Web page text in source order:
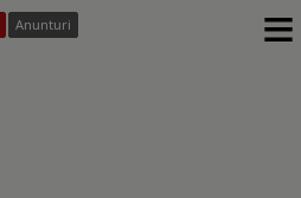
Anunturi ≡